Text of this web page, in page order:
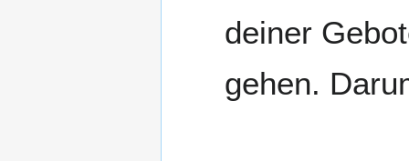
deiner
gehen.